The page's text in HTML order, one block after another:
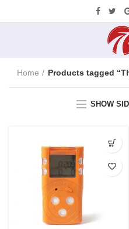
Home Products tagged
SHOW